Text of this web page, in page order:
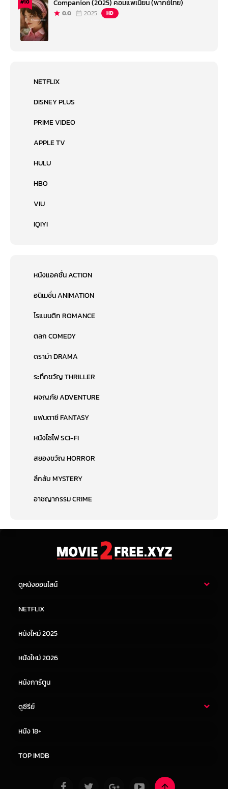
#10 Companion (2025) คอมแพเนียน (พากย์ไทย)
0.0 2025 HD
NETFLIX
DISNEY PLUS
PRIME VIDEO
APPLE TV
HULU
HBO
VIU
IQIYI
หนังแอคชั่น ACTION
อนิเมชั่น ANIMATION
โรแมนติก ROMANCE
ตลก COMEDY
ดราม่า DRAMA
ระทึกขวัญ THRILLER
ผจญภัย ADVENTURE
แฟนตาซี FANTASY
หนังไซไฟ SCI-FI
สยองขวัญ HORROR
ลึกลับ MYSTERY
อาชญากรรม CRIME
ดูหนังออนไลน์
หนังจีน
NETFLIX
หนังใหม่ 2025
หนังใหม่ 2026
หนังการ์ตูน
ดูซีรีย์
หนัง 18+
TOP IMDB